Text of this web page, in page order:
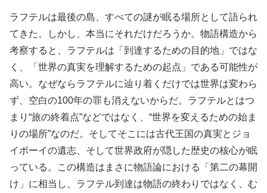
ラフテルは最後の島、すべての謎が眠る場所として語られ
てきた。しかし、本当にそれだけだろうか。物語構造から
考察すると、ラフテルは「到達するための目的地」ではな
く、「世界の真実を理解するための起点」である可能性が
高い。なぜならラフテルに辿り着くだけでは世界は変わら
ず、空白の100年の罪も消えないからだ。ラフテルとはつ
まり“旅の終着点”などではなく、“世界を変えるための始ま
りの場所”なのだ。そしてそこには古代王国の真実とジョ
イボーイの遺志、そして世界政府が隠した歴史の核心が眠
っている。この構造はまさに物語論における「第二の幕開
け」に相当し、ラフテル到達は物語の終わりではなく、む